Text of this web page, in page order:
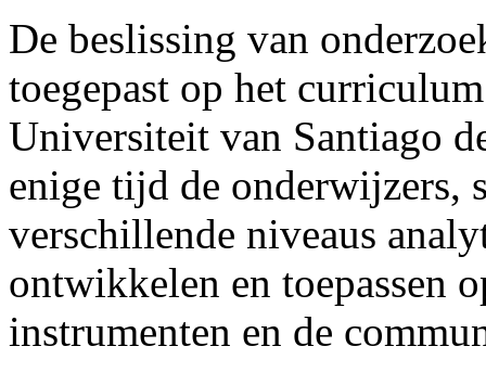
De beslissing van
toegepast op het
Universiteit van Santiago
enige tijd de onderwijzers,
verschillende niveaus
ontwikkelen en toepassen
instrumenten en de